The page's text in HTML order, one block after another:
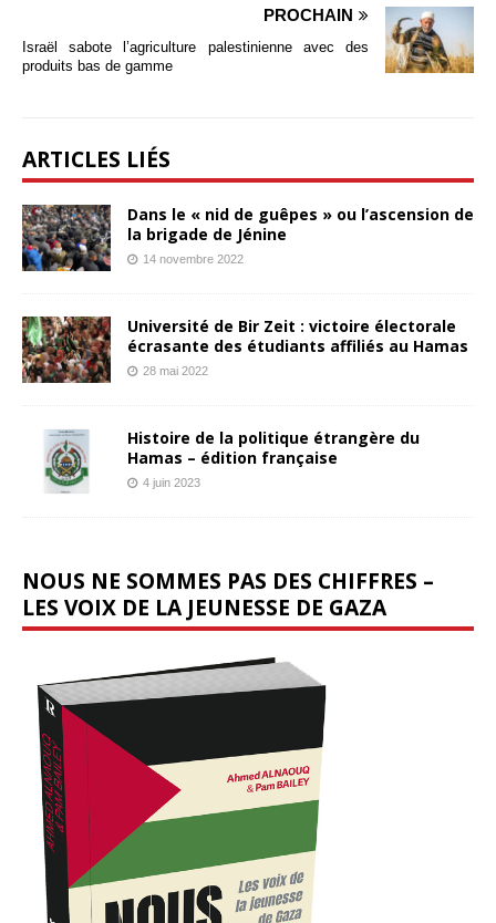
PROCHAIN
Israël sabote l’agriculture palestinienne avec des
produits bas de gamme
ARTICLES LIÉS
Dans le « nid de guêpes » ou l’ascension de
la brigade de Jénine
14 novembre 2022
Université de Bir Zeit : victoire électorale
écrasante des étudiants affiliés au Hamas
28 mai 2022
Histoire de la politique étrangère du
Hamas – édition française
4 juin 2023
NOUS NE SOMMES PAS DES CHIFFRES –
LES VOIX DE LA JEUNESSE DE GAZA